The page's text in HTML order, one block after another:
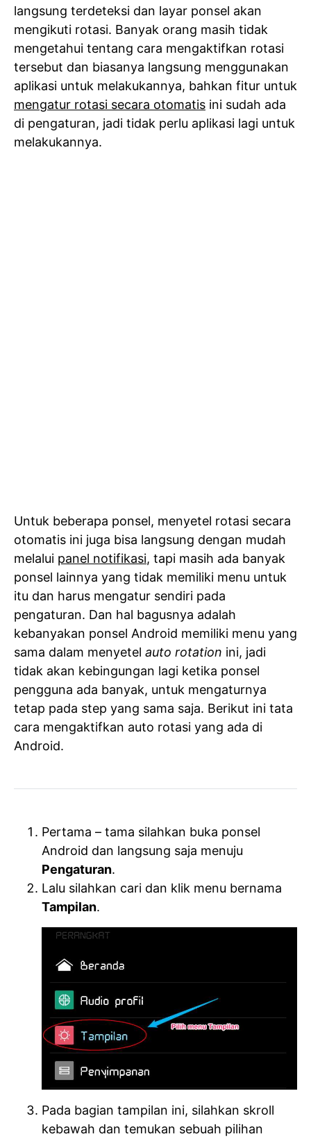
langsung terdeteksi dan layar ponsel akan
mengikuti rotasi. Banyak orang masih tidak
mengetahui tentang cara mengaktifkan rotasi
tersebut dan biasanya langsung menggunakan
aplikasi untuk melakukannya, bahkan fitur untuk
mengatur rotasi secara otomatis ini sudah ada
di pengaturan, jadi tidak perlu aplikasi lagi untuk
melakukannya.
Untuk beberapa ponsel, menyetel rotasi secara
otomatis ini juga bisa langsung dengan mudah
melalui panel notifikasi, tapi masih ada banyak
ponsel lainnya yang tidak memiliki menu untuk
itu dan harus mengatur sendiri pada
pengaturan. Dan hal bagusnya adalah
kebanyakan ponsel Android memiliki menu yang
sama dalam menyetel auto rotation ini, jadi
tidak akan kebingungan lagi ketika ponsel
pengguna ada banyak, untuk mengaturnya
tetap pada step yang sama saja. Berikut ini tata
cara mengaktifkan auto rotasi yang ada di
Android.
Pertama – tama silahkan buka ponsel
Android dan langsung saja menuju
Pengaturan.
Lalu silahkan cari dan klik menu bernama
Tampilan.
Pada bagian tampilan ini, silahkan skroll
kebawah dan temukan sebuah pilihan